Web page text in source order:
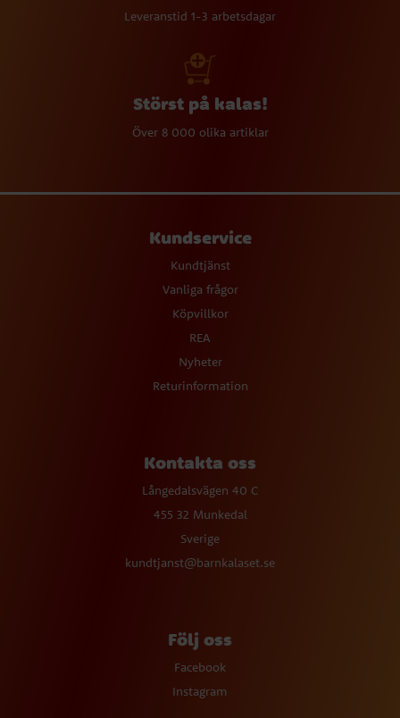
Leveranstid 1-3 arbetsdagar
Störst på kalas!
Över 8 000 olika artiklar
Kundservice
Kundtjänst
Vanliga frågor
Köpvillkor
REA
Nyheter
Returinformation
Kontakta oss
Långedalsvägen 40 C
455 32 Munkedal
Sverige
kundtjanst@barnkalaset.se
Följ oss
Facebook
Instagram